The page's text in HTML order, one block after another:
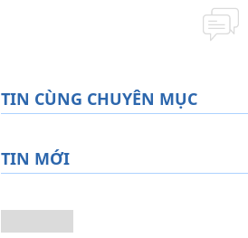
TIN CÙNG CHUYÊN MỤC
TIN MỚI